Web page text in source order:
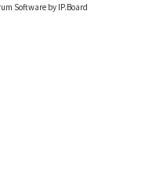
Software by IP.Board